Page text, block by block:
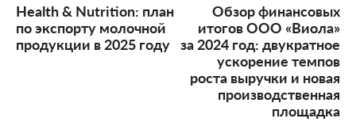
Health & Nutrition: план
по экспорту молочной
продукции в 2025 году
Обзор финансовых
итогов ООО «Виола»
за 2024 год: двукратное
ускорение темпов
роста выручки и новая
производственная
площадка